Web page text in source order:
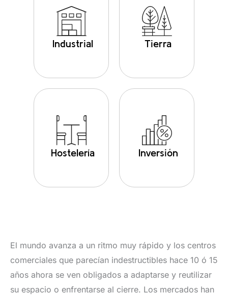
Industrial Tierra
Hostelería Inversión
El mundo avanza a un ritmo muy rápido y los centros
comerciales que parecían indestructibles hace 10 ó 15
años ahora se ven obligados a adaptarse y reutilizar
su espacio o enfrentarse al cierre. Los mercados han